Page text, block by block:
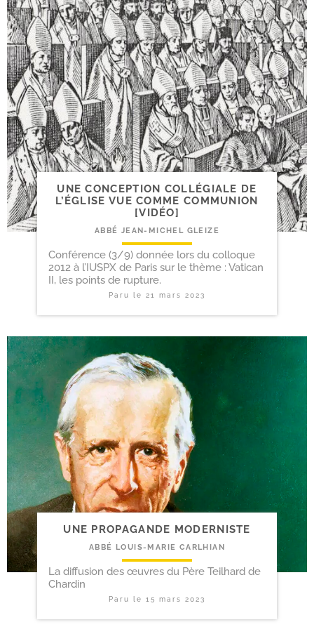
UNE CONCEPTION COLLÉGIALE DE
L’ÉGLISE VUE COMME COMMUNION
[VIDÉO]
ABBÉ JEAN-MICHEL GLEIZE
Conférence (3/9) donnée lors du colloque
2012 à l’IUSPX de Paris sur le thème : Vatican
II, les points de rupture.
Paru le 21 mars 2023
UNE PROPAGANDE MODERNISTE
ABBÉ LOUIS-MARIE CARLHIAN
La diffusion des œuvres du Père Teilhard de
Chardin
Paru le 15 mars 2023